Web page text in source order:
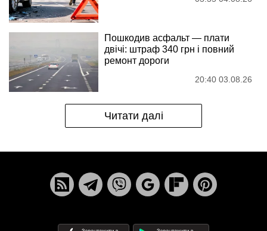
Пошкодив асфальт — плати
двічі: штраф 340 грн і повний
ремонт дороги
20:40 03.08.26
Читати далі